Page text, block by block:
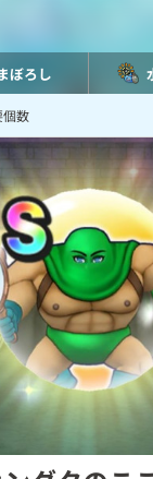
ぼろし
個数